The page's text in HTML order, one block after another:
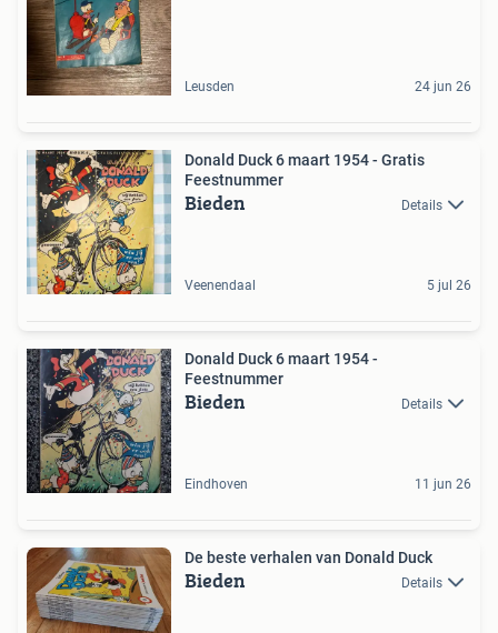
Leusden 24 jun 26
Donald Duck 6 maart 1954 - Gratis
Feestnummer
Bieden Details
Veenendaal 5 jul 26
Donald Duck 6 maart 1954 -
Feestnummer
Bieden Details
Eindhoven 11 jun 26
De beste verhalen van Donald Duck
Bieden Details